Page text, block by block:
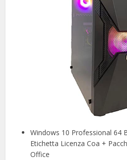
Windows 10 Professional 64
Etichetta Licenza Coa +
Office